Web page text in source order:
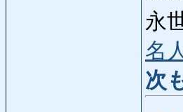
永
名
次